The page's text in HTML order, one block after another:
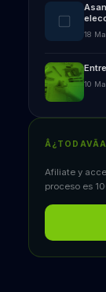
18
10
Afiliate y
proceso es